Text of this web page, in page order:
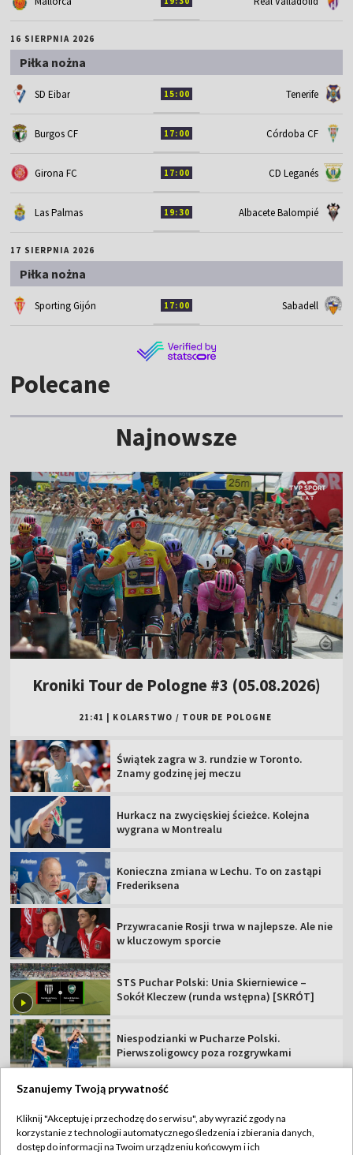
16 SIERPNIA 2026
Piłka nożna
SD Eibar 15:00 Tenerife
Burgos CF 17:00 Córdoba CF
Girona FC 17:00 CD Leganés
Las Palmas 19:30 Albacete Balompié
17 SIERPNIA 2026
Piłka nożna
Sporting Gijón 17:00 Sabadell
Polecane
Najnowsze
Kroniki Tour de Pologne #3 (05.08.2026)
21:41 KOLARSTWO / TOUR DE POLOGNE
Świątek zagra w 3. rundzie w Toronto.
Znamy godzinę jej meczu
Hurkacz na zwycięskiej ścieżce. Kolejna
wygrana w Montrealu
Konieczna zmiana w Lechu. To on zastąpi
Frederiksena
Przywracanie Rosji trwa w najlepsze. Ale nie
w kluczowym sporcie
STS Puchar Polski: Unia Skierniewice –
Sokół Kleczew (runda wstępna) [SKRÓT]
Niespodzianki w Pucharze Polski.
Pierwszoligowcy poza rozgrywkami
TVP
Szanujemy Twoją prywatność
Kliknij "Akceptuję i przechodzę do serwisu", aby wyrazić zgody na
korzystanie z technologii automatycznego śledzenia i zbierania danych,
dostęp do informacji na Twoim urządzeniu końcowym i ich